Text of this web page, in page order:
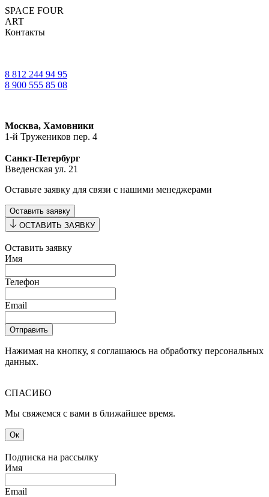
SPACE FOUR
ART
Контакты
8 812 244 94 95
8 900 555 85 08
Москва, Хамовники
1-й Тружеников пер. 4
Санкт-Петербург
Введенская ул. 21
Оставьте заявку для связи с нашими менеджерами
Оставить заявку
ОСТАВИТЬ ЗАЯВКУ
Оставить заявку
Имя
Телефон
Email
Отправить
Нажимая на кнопку, я соглашаюсь на обработку персональных
данных.
СПАСИБО
Мы свяжемся с вами в ближайшее время.
Ок
Подписка на рассылку
Имя
Email